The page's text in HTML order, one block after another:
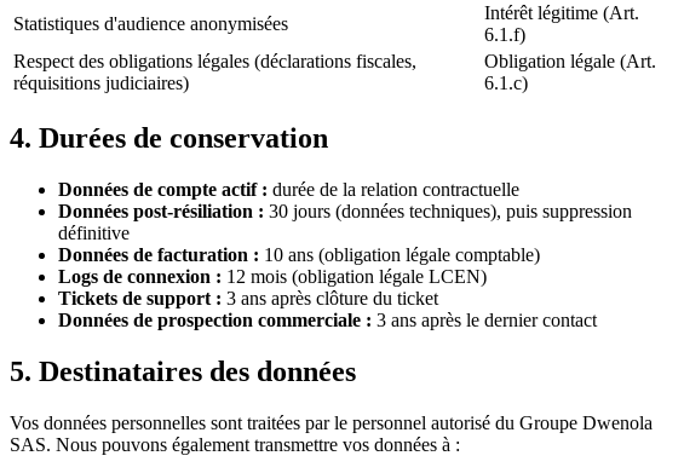
Statistiques d'audience anonymisées
Intérêt légitime (Art.
6.1.f)
Respect des obligations légales (déclarations fiscales,
réquisitions judiciaires)
Obligation légale (Art.
6.1.c)
4. Durées de conservation
Données de compte actif : durée de la relation contractuelle
Données post-résiliation : 30 jours (données techniques), puis suppression
définitive
Données de facturation : 10 ans (obligation légale comptable)
Logs de connexion : 12 mois (obligation légale LCEN)
Tickets de support : 3 ans après clôture du ticket
Données de prospection commerciale : 3 ans après le dernier contact
5. Destinataires des données
Vos données personnelles sont traitées par le personnel autorisé du Groupe Dwenola
SAS. Nous pouvons également transmettre vos données à :